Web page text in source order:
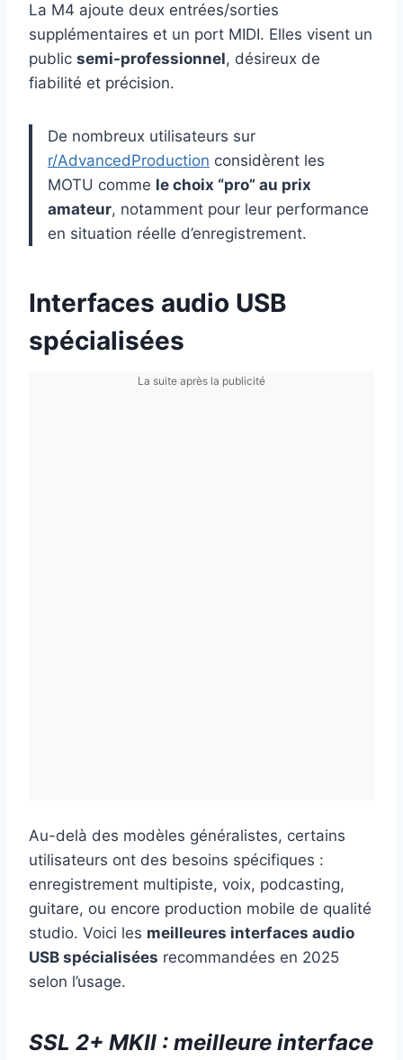
La M4 ajoute deux entrées/sorties
supplémentaires et un port MIDI. Elles visent un
public semi-professionnel, désireux de
fiabilité et précision.
De nombreux utilisateurs sur
r/AdvancedProduction considèrent les
MOTU comme le choix “pro” au prix
amateur, notamment pour leur performance
en situation réelle d’enregistrement.
Interfaces audio USB
spécialisées
La suite après la publicité
Au-delà des modèles généralistes, certains
utilisateurs ont des besoins spécifiques :
enregistrement multipiste, voix, podcasting,
guitare, ou encore production mobile de qualité
studio. Voici les meilleures interfaces audio
USB spécialisées recommandées en 2025
selon l’usage.
SSL 2+ MKII : meilleure interface